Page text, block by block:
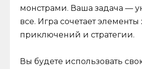
монстрами. Ваша задача —
все. Игра сочетает элементы
приключений и стратегии.
Вы будете использовать